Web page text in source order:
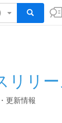
リリ
更新情報